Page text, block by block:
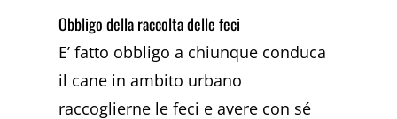
Obbligo della raccolta delle feci
E’ fatto obbligo a chiunque conduca
il cane in ambito urbano
raccoglierne le feci e avere con sé